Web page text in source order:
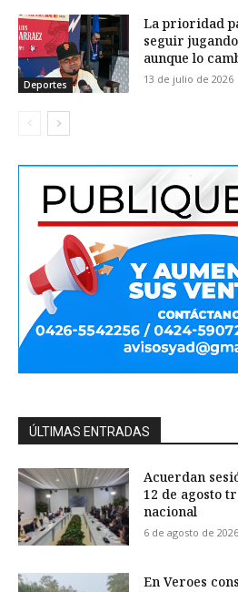
Deportes
La prioridad
seguir
aunque lo
13 de julio de 2026
ÚLTIMAS ENTRADAS
Acuerdan
12 de agosto
nacional
6 de agosto de 2026
En Veroes